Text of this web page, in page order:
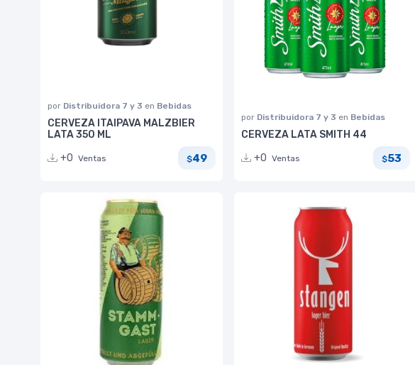
por Distribuidora 7 y 3 en Bebidas
CERVEZA ITAIPAVA MALZBIER
LATA 350 ML
+0 Ventas $49
por Distribuidora 7 y 3 en Bebidas
CERVEZA LATA SMITH 44
+0 Ventas $53